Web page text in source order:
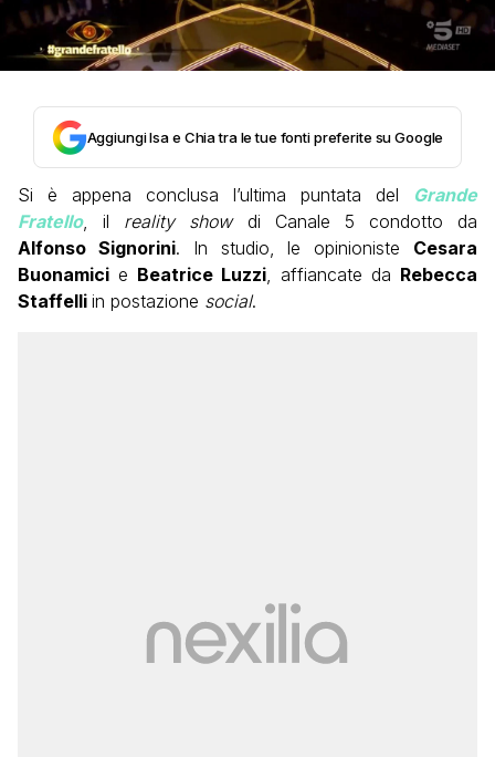
Aggiungi Isa e Chia tra le tue fonti preferite su Google
Si è appena conclusa l’ultima puntata del Grande
Fratello, il reality showdi Canale 5 condotto da
Alfonso Signorini. In studio, le opinioniste Cesara
Buonamici e Beatrice Luzzi, affiancate da Rebecca
Staffelli in postazione social.